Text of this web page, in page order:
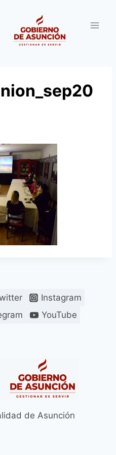
Instagram
YouTube
de Asunción